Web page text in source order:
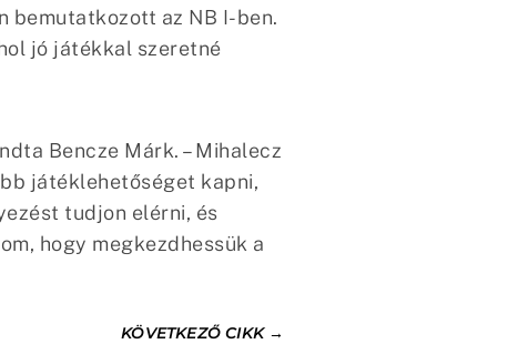
bemutatkozott az NB I-ben.
jó játékkal szeretné
Bencze Márk. – Mihalecz
játéklehetőséget kapni,
tudjon elérni, és
hogy megkezdhessük a
KÖVETKEZŐ CIKK→